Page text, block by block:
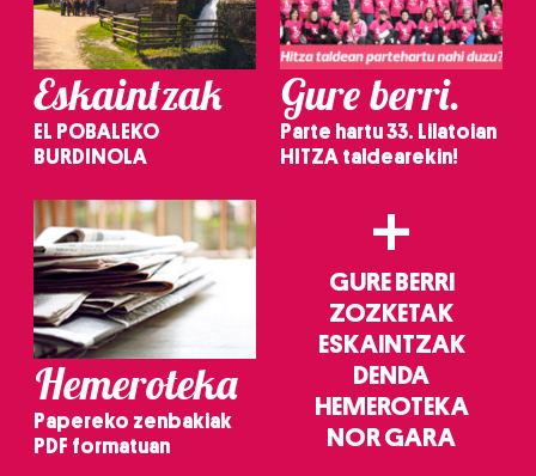
Eskaintzak
EL POBALEKO
BURDINOLA
Gure berri.
Parte hartu 33. Lilatoian
HITZA taldearekin!
Hemeroteka
Papereko zenbakiak
PDF formatuan
+
GURE BERRI
ZOZKETAK
ESKAINTZAK
DENDA
HEMEROTEKA
NOR GARA